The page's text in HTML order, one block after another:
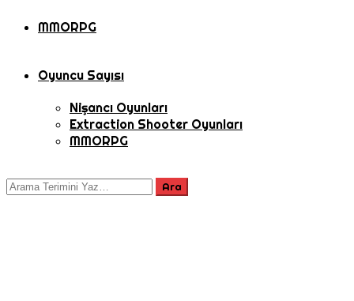
MMORPG
Oyuncu Sayısı
Nişancı Oyunları
Extraction Shooter Oyunları
MMORPG